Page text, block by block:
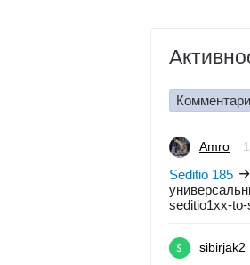
Amro
Seditio 185
seditio1xx-
sibirjak2